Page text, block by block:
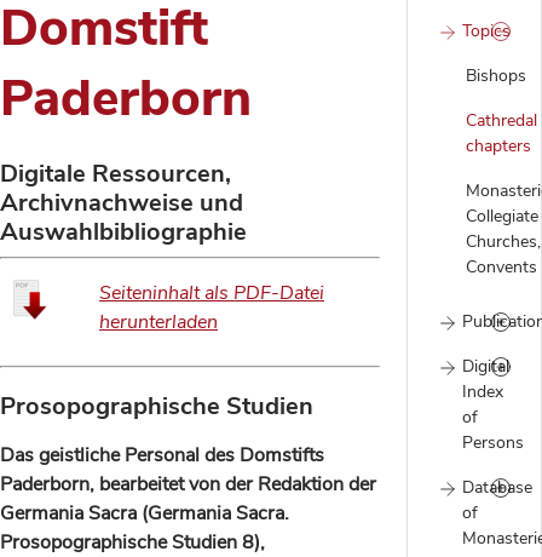
Topics
Bishops
Cathredal
chapters
Collegiate
Churches,
Convents
Digital
Index
of
Persons
Database
of
Domstift
Paderborn
Digitale Ressourcen,
Archivnachweise und
Auswahlbibliographie
Seiteninhalt als PDF-Datei
herunterladen
Prosopographische Studien
Das geistliche Personal des Domstifts
Paderborn, bearbeitet von der Redaktion der
Germania Sacra (Germania Sacra.
Prosopographische Studien 8),